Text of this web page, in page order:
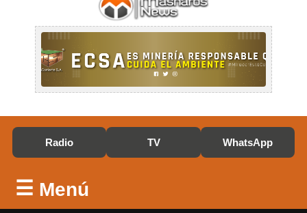
Radio TV WhatsApp
☰